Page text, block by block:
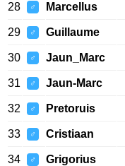
28 ♂ Marcellus
29 ♂ Guillaume
30 ♂ Jaun_Marc
31 ♂ Jaun-Marc
32 ♂ Pretoruis
33 ♂ Cristiaan
34 ♂ Grigorius